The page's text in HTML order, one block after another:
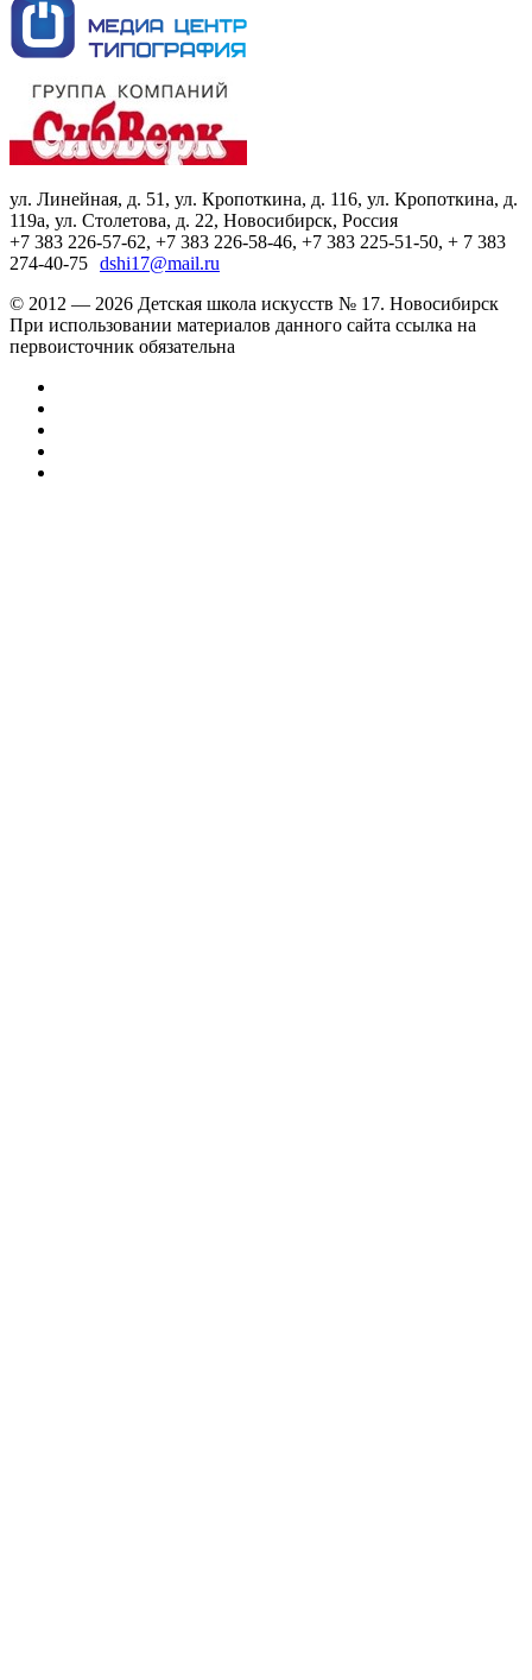
ул. Линейная, д. 51, ул. Кропоткина, д. 116, ул. Кропоткина, д.
119а, ул. Столетова, д. 22, Новосибирск, Россия
+7 383 226-57-62, +7 383 226-58-46, +7 383 225-51-50, + 7 383
274-40-75 dshi17@mail.ru
© 2012 — 2026 Детская школа искусств № 17. Новосибирск
При использовании материалов данного сайта ссылка на
первоисточник обязательна